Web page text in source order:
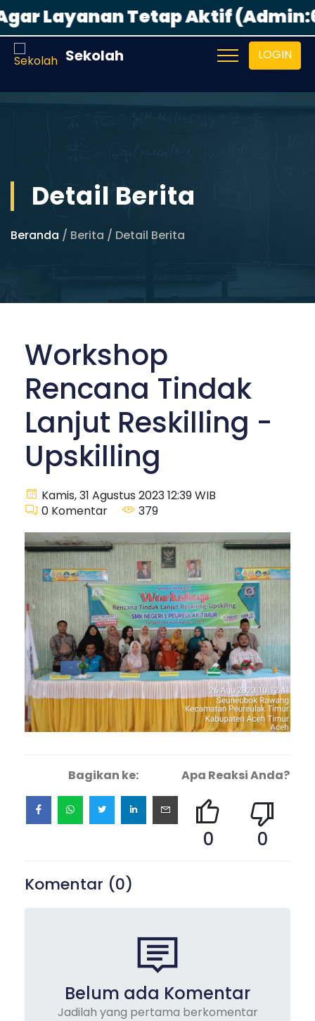
Tetap Aktif
Sekolah LOGIN
Detail Berita
Beranda / Berita / Detail Berita
Workshop
Rencana Tindak
Lanjut Reskilling -
Upskilling
Kamis, 31 Agustus 2023 12:39 WIB
0 Komentar 379
Bagikan ke: Apa Reaksi Anda?
0 0
Komentar (0)
Belum ada Komentar
Jadilah yang pertama berkomentar